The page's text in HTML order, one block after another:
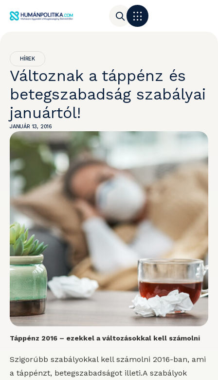
HÍREK
Változnak a táppénz és
betegszabadság szabályai
januártól!
JANUÁR 13, 2016
Táppénz 2016 – ezekkel a változásokkal kell számolni
Szigorúbb szabályokkal kell számolni 2016-ban, ami
a táppénzt, betegszabadságot illeti.A szabályok